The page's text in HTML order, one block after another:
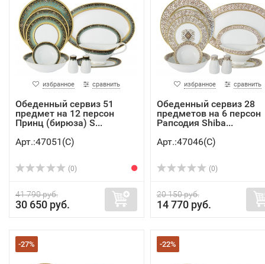
избранное сравнить
Обеденный сервиз 51
предмет на 12 персон
Принц (бирюза) S...
Арт.:47051(C)
(0)
41 790 руб.
30 650 руб.
избранное сравнить
Обеденный сервиз 28
предметов на 6 персон
Рапсодия Shiba...
Арт.:47046(C)
(0)
20 150 руб.
14 770 руб.
-27% -22%